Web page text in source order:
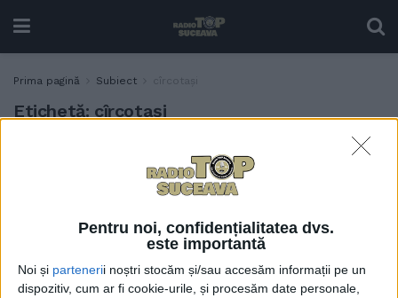
Pentru noi, confidențialitatea dvs.
este importantă
Noi și partenerii noștri stocăm și/sau accesăm informații pe un
dispozitiv, cum ar fi cookie-urile, și procesăm date personale,
Prima pagină Subiect cîrcotași
Etichetă: cîrcotași
Barbă: Se poate merge cu
încredere la Spitalul
Județean